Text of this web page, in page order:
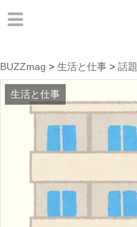
BUZZmag > 生活と仕事 > 話題
生活と仕事